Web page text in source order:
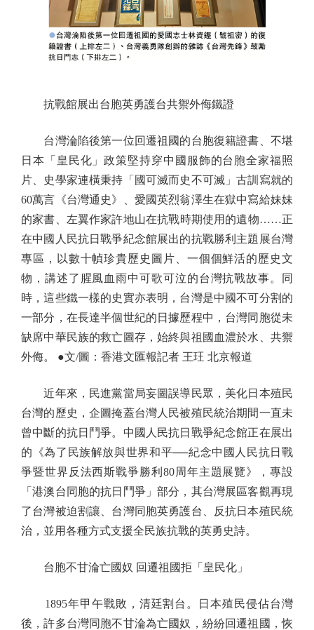
抗戰館展出台胞英勇護台共禦外侮鐵證
台灣淪陷後第一位回遷祖國的台胞復籍證書、不堪
日本「皇民化」政策堅持穿中國服飾的台胞全家福照
片、史學家連橫秉持「國可滅而史不可滅」古訓寫就的
60萬言《台灣通史》、愛國英烈翁澤生在獄中寫給妹妹
的家書、左翼作家許地山在抗戰時期使用的遺物……正
在中國人民抗日戰爭紀念館展出的抗戰勝利主題展台灣
專區，以數十幀珍貴歷史圖片、一個個鮮活的歷史文
物，講述了腥風血雨中可歌可泣的台灣抗戰故事。同
時，這些鐵一樣的史實亦表明，台灣是中國不可分割的
一部分，在長達半個世紀的日據歷程中，台灣同胞從未
缺席中華民族的救亡圖存，始終與祖國血濃於水、共禦
外侮。 ●文/圖：香港文匯報記者 王玨 北京報道
近年來，民進黨當局妄圖誤導民眾，美化日本殖民
台灣的歷史，企圖掩蓋台灣人民被殖民統治期間一直未
曾中斷的抗日鬥爭。中國人民抗日戰爭紀念館正在展出
的《為了民族解放與世界和平──紀念中國人民抗日戰
爭暨世界反法西斯戰爭勝利80周年主題展覽》，專設
「港澳台同胞的抗日鬥爭」部分，其台灣展區客觀再現
了台灣被迫割讓、台灣同胞英勇護台、反抗日本殖民統
治，並用各種方式支援全民族抗戰的英勇史詩。
台胞不甘淪亡國奴 回遷祖國拒「皇民化」
1895年甲午戰敗，清廷割台。日本殖民侵佔台灣
後，許多台灣同胞不甘淪為亡國奴，紛紛回遷祖國，恢